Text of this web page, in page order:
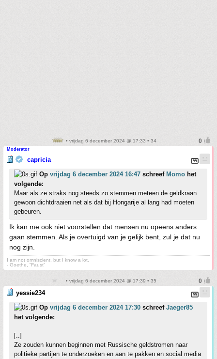
• vrijdag 6 december 2024 @ 17:33 • 34
Moderator
capricia
Op vrijdag 6 december 2024 16:47 schreef Momo het
volgende:
Maar als ze straks nog steeds zo stemmen meteen de geldkraan
gewoon dichtdraaien net als dat bij Hongarije al lang had moeten
gebeuren.
Ik kan me ook niet voorstellen dat mensen nu opeens anders
gaan stemmen. Als je overtuigd van je gelijk bent, zul je dat nu
nog zijn.
I am not omniscient, but I know a lot.
- Goethe, “Faust”
• vrijdag 6 december 2024 @ 17:39 • 35
yessie234
Op vrijdag 6 december 2024 17:30 schreef Jaeger85
het volgende:
[..]
Ze zouden kunnen beginnen met Russische geldstromen naar
politieke partijen te onderzoeken en aan te pakken en social media